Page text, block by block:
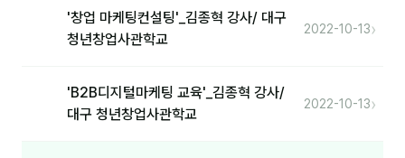
공지사항'창업 마케팅컨설팅'_김종혁 강사/ 대구
청년창업사관학교
2022-10-13›
'B2B디지털마케팅 교육'_김종혁 강사/
대구 청년창업사관학교
2022-10-13›